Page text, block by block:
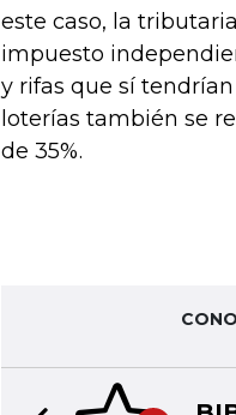
este caso, la
impuesto
y rifas que sí
loterías también se
de 35%.